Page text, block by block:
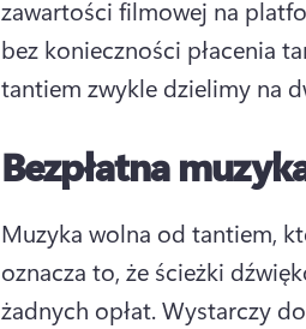
zawartości filmowej na
bez konieczności płacenia
tantiem zwykle dzielimy na
Bezpłatna
Muzyka wolna od tantiem,
oznacza to, że ścieżki
żadnych opłat. Wystarczy